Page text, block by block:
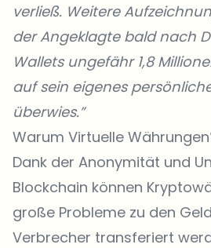
verließ. Weitere
der Angeklagte bald nach
Wallets ungefähr 1,8
auf sein eigenes
überwies.”
Warum Virtuelle
Dank der Anonymität und
Blockchain können
große Probleme zu den
Verbrecher transferiert